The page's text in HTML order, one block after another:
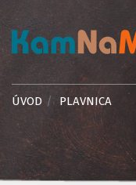
ÚVOD PLAVNICA